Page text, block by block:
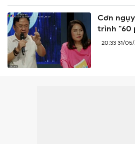
Cơn
trình "60
20:33 31/